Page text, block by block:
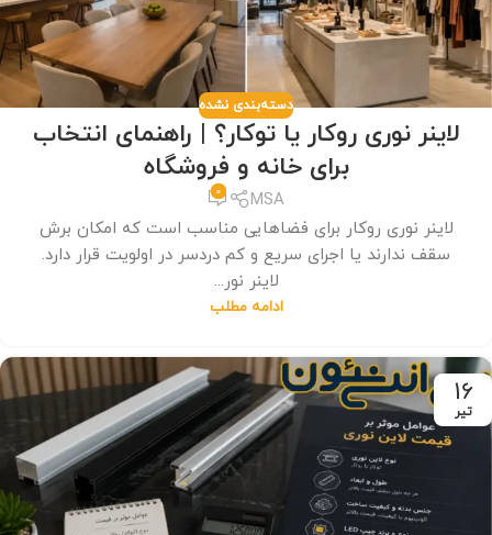
دسته‌بندی نشده
لاینر نوری روکار یا توکار؟ | راهنمای انتخاب
برای خانه و فروشگاه
MSA
0
لاینر نوری روکار برای فضاهایی مناسب است که امکان برش
سقف ندارند یا اجرای سریع و کم دردسر در اولویت قرار دارد.
لاینر نور...
ادامه مطلب
16
تیر